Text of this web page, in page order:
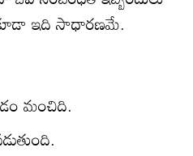
కూడా ఇది సాధారణమే.
మంచిది.